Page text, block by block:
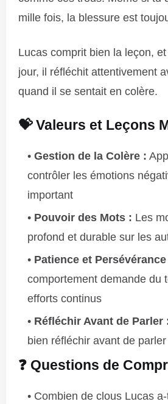
mille fois, la blessure est
Lucas comprit bien la leçon,
jour, il réfléchit attentivement
quand il se sentait en colère.
💝 Valeurs et Leçons
Gestion de la Colère :
contrôler les émotions
important
Pouvoir des Mots : Les
profond et durable sur les
Patience et Persévérance
comportement demande du
efforts continus
Réfléchir Avant de Parler
bien réfléchir avant de parler
❓ Questions de
Combien de clous Lucas